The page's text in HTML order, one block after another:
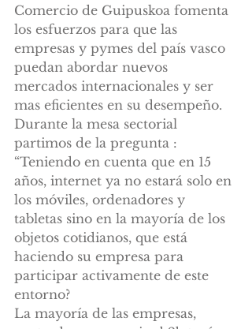
Comercio de Guipuskoa fomenta
los esfuerzos para que las
empresas y pymes del país vasco
puedan abordar nuevos
mercados internacionales y ser
mas eficientes en su desempeño.
Durante la mesa sectorial
partimos de la pregunta :
“Teniendo en cuenta que en 15
años, internet ya no estará solo en
los móviles, ordenadores y
tabletas sino en la mayoría de los
objetos cotidianos, que está
haciendo su empresa para
participar activamente de este
entorno?
La mayoría de las empresas,